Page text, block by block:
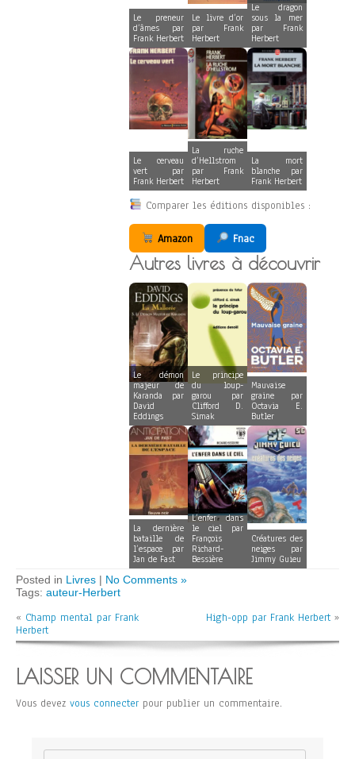
Le preneur
d’âmes par
Frank Herbert
Le livre d’or
par Frank
Herbert
Le dragon
sous la mer
par Frank
Herbert
Le cerveau
vert par
Frank Herbert
La ruche
d’Hellstrom
par Frank
Herbert
La mort
blanche par
Frank Herbert
Comparer les éditions disponibles :
Amazon Fnac
Autres livres à découvrir
Le démon
majeur de
Karanda par
David
Eddings
Le principe
du loup-
garou par
Clifford D.
Simak
Mauvaise
graine par
Octavia E.
Butler
La dernière
bataille de
l’espace par
Jan de Fast
L’enfer dans
le ciel par
François
Richard-
Bessière
Créatures des
neiges par
Jimmy Guieu
Posted in Livres | No Comments »
Tags: auteur-Herbert
« Champ mental par Frank
Herbert
High-opp par Frank Herbert »
LAISSER UN COMMENTAIRE
Vous devez vous connecter pour publier un commentaire.
Rechercher